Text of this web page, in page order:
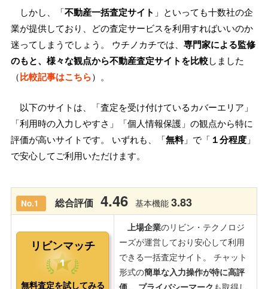
しかし、「不動産一括査定サイト 」といっても十数社の企
業が提供しており、どの査定サービスを利用すればいいのか
迷ってしまうでしょう。 ウチノカチでは、 専門家による監修
のもと、様々な観点から不動産査定サイトを比較しました
（比較記事はこちら）。
以下のサイトは、「査定を受け付けているカバーエリア」
「利用時の入力しやすさ」「個人情報保護」の観点から特に
評価が高いサイトです。 いずれも、「無料」で「 １分程度 」
で安心してご利用いただけます。